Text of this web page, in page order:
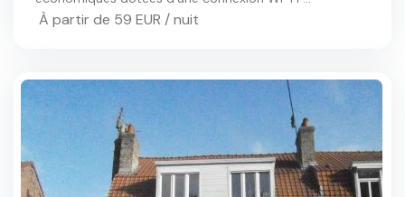
À partir de 59 EUR / nuit